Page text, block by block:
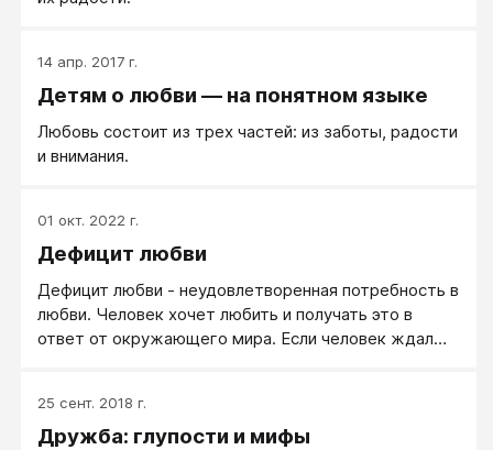
14 апр. 2017 г.
Детям о любви — на понятном языке
Любовь состоит из трех частей: из заботы, радости
и внимания.
01 окт. 2022 г.
Дефицит любви
Дефицит любви - неудовлетворенная потребность в
любви. Человек хочет любить и получать это в
ответ от окружающего мира. Если человек ждал
не готов отдавать, а готов только брать. Дефицит
любви деформирует личность и формирует
25 сент. 2018 г.
Дружба: глупости и мифы